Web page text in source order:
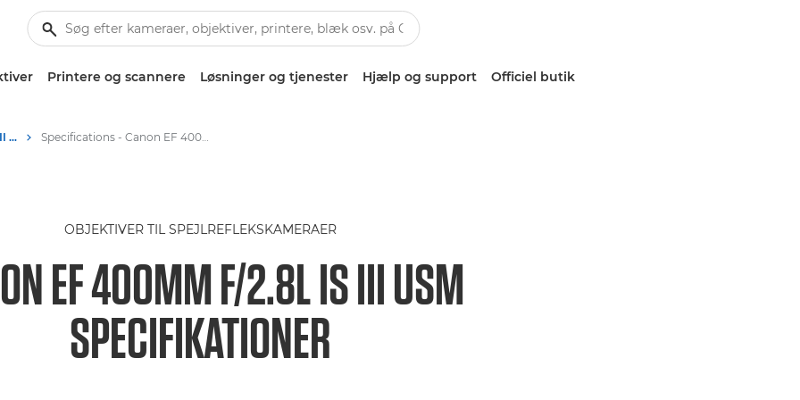
Printere og scannere Løsninger og tjenester Hjælp og support Officiel butik
Canon EF 400mm f/2.8L IS III USM – Objektiver – Kamera- og fotoobjektiver Specifications - Canon EF 400mm f/2.8L IS III
OBJEKTIVER TIL SPEJLREFLEKSKAMERAER
EF 400MM F/2.8L IS III USM
SPECIFIKATIONER